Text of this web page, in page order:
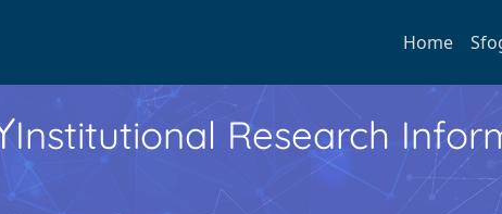
Home
Institutional Research